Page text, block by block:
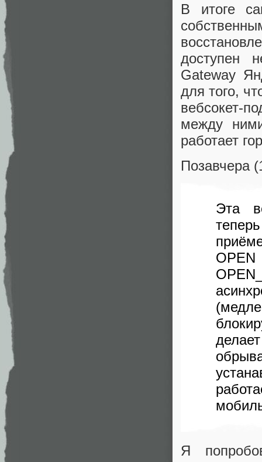
В итоге
доступен
Gateway
для того,
вебсокет-
между
работает
Позавчера
Эта
Я